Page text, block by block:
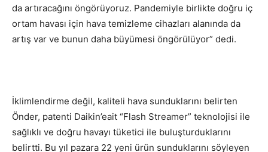
da artıracağını öngörüyoruz. Pandemiyle birlikte doğru iç
ortam havası için hava temizleme cihazları alanında da
artış var ve bunun daha büyümesi öngörülüyor” dedi.
İklimlendirme değil, kaliteli hava sunduklarını belirten
Önder, patenti Daikin’eait “Flash Streamer” teknolojisi ile
sağlıklı ve doğru havayı tüketici ile buluşturduklarını
belirtti. Bu yıl pazara 22 yeni ürün sunduklarını söyleyen